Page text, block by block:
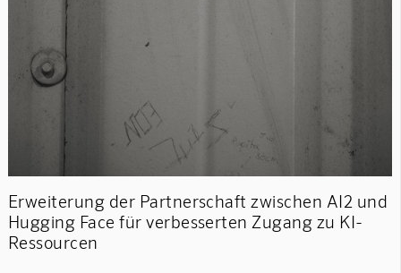
Erweiterung der Partnerschaft zwischen AI2 und
Hugging Face für verbesserten Zugang zu KI-
Ressourcen